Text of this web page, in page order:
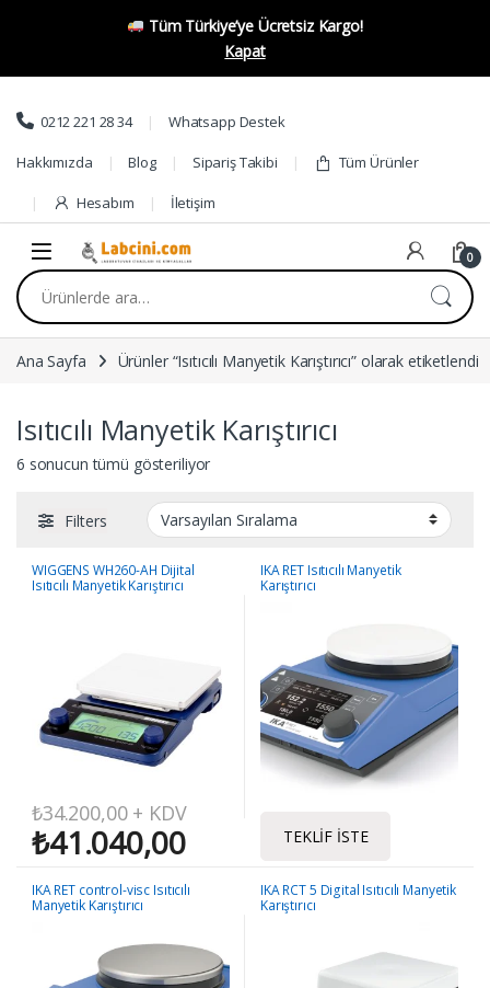
Tüm Türkiye’ye Ücretsiz Kargo!
Kapat
Skip to navigation
Skip to content
0212 221 28 34 Whatsapp Destek
Hakkımızda Blog Sipariş Takibi Tüm Ürünler
Hesabım İletişim
0
Ara:
Ana Sayfa Ürünler “Isıtıcılı Manyetik Karıştırıcı” olarak etiketlendi
Isıtıcılı Manyetik Karıştırıcı
6 sonucun tümü gösteriliyor
Filters
WIGGENS WH260-AH Dijital
Isıtıcılı Manyetik Karıştırıcı
₺34.200,00+ KDV
₺41.040,00
IKA RET Isıtıcılı Manyetik
Karıştırıcı
TEKLIF İSTE
IKA RET control-visc Isıtıcılı
Manyetik Karıştırıcı
IKA RCT 5 Digital Isıtıcılı Manyetik
Karıştırıcı